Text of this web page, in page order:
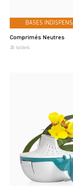
BASES
Comprimés Neutres
30 tablets